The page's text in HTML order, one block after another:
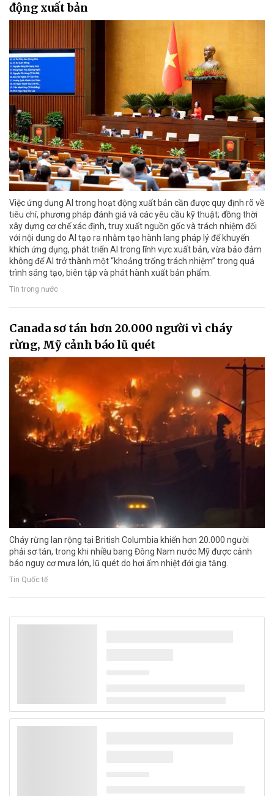
động xuất bản
Việc ứng dụng AI trong hoạt động xuất bản cần được quy định rõ về
tiêu chí, phương pháp đánh giá và các yêu cầu kỹ thuật; đồng thời
xây dựng cơ chế xác định, truy xuất nguồn gốc và trách nhiệm đối
với nội dung do AI tạo ra nhằm tạo hành lang pháp lý để khuyến
khích ứng dụng, phát triển AI trong lĩnh vực xuất bản, vừa bảo đảm
không để AI trở thành một “khoảng trống trách nhiệm” trong quá
trình sáng tạo, biên tập và phát hành xuất bản phẩm.
Tin trong nước
Canada sơ tán hơn 20.000 người vì cháy
rừng, Mỹ cảnh báo lũ quét
Cháy rừng lan rộng tại British Columbia khiến hơn 20.000 người
phải sơ tán, trong khi nhiều bang Đông Nam nước Mỹ được cảnh
báo nguy cơ mưa lớn, lũ quét do hơi ẩm nhiệt đới gia tăng.
Tin Quốc tế